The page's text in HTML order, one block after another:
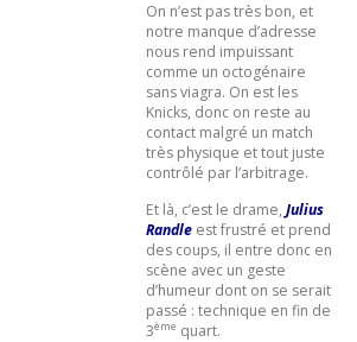
On n’est pas très bon, et
notre manque d’adresse
nous rend impuissant
comme un octogénaire
sans viagra. On est les
Knicks, donc on reste au
contact malgré un match
très physique et tout juste
contrôlé par l’arbitrage.
Et là, c’est le drame, Julius
Randle est frustré et prend
des coups, il entre donc en
scène avec un geste
d’humeur dont on se serait
passé : technique en fin de
3ème quart.